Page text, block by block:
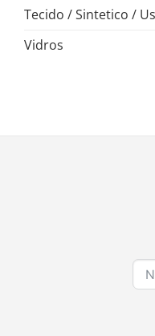
Tecido / Sintetico /
Vidros